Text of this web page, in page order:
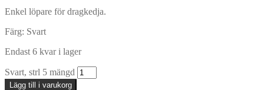
Enkel löpare för dragkedja.
Färg: Svart
Endast 6 kvar i lager
Svart, strl 5 mängd
Lägg till i varukorg